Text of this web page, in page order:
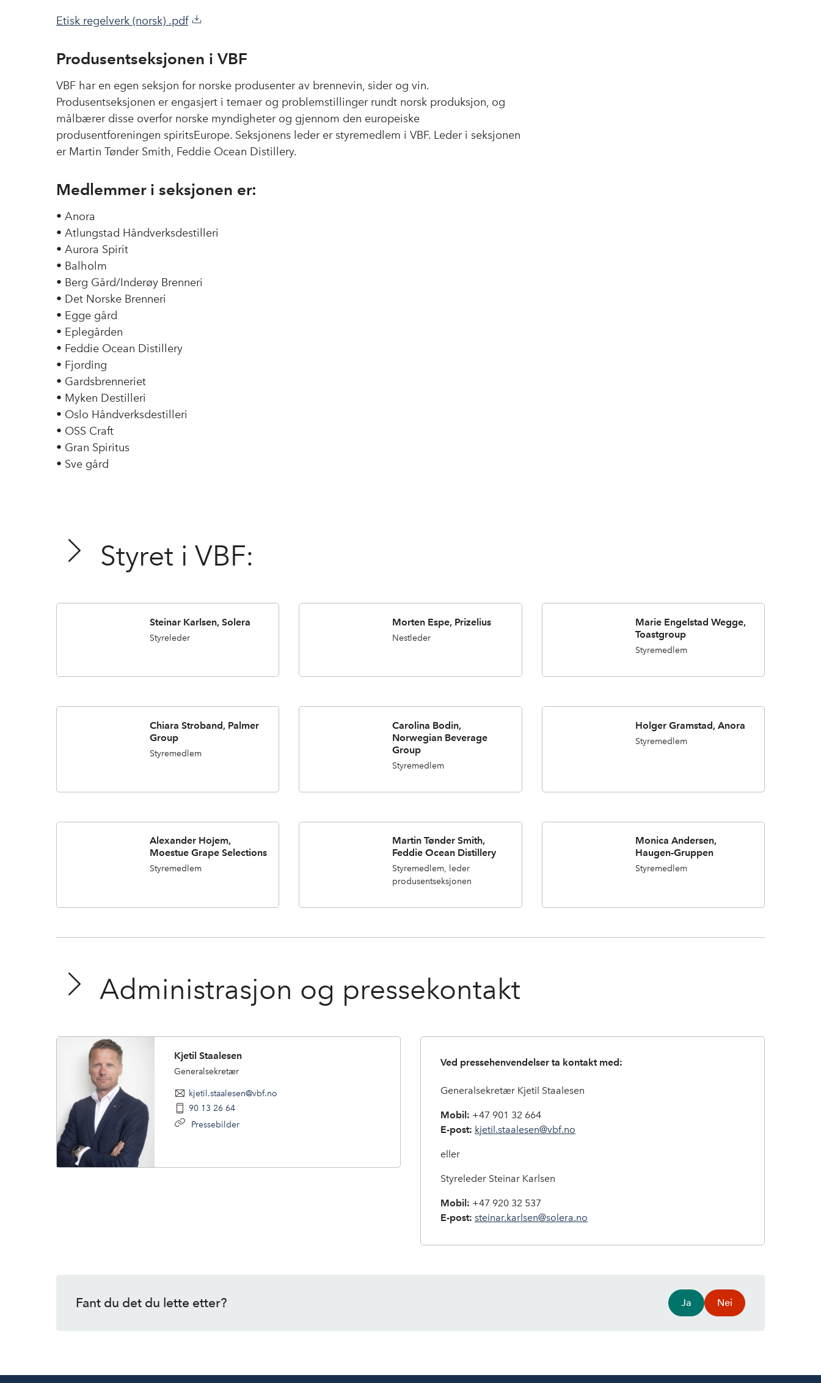
Etisk regelverk (norsk) .pdf
Produsentseksjonen i VBF
VBF har en egen seksjon for norske produsenter av brennevin, sider og vin.
Produsentseksjonen er engasjert i temaer og problemstillinger rundt norsk produksjon, og
målbærer disse overfor norske myndigheter og gjennom den europeiske
produsentforeningen spiritsEurope. Seksjonens leder er styremedlem i VBF. Leder i seksjonen
er Martin Tønder Smith, Feddie Ocean Distillery.
Medlemmer i seksjonen er:
• Anora
• Atlungstad Håndverksdestilleri
• Aurora Spirit
• Balholm
• Berg Gård/Inderøy Brenneri
• Det Norske Brenneri
• Egge gård
• Eplegården
• Feddie Ocean Distillery
• Fjording
• Gardsbrenneriet
• Myken Destilleri
• Oslo Håndverksdestilleri
• OSS Craft
• Gran Spiritus
• Sve gård
Styret i VBF:
Steinar Karlsen, Solera
Styreleder
Morten Espe, Prizelius
Nestleder
Marie Engelstad Wegge,
Toastgroup
Styremedlem
Chiara Stroband, Palmer
Group
Styremedlem
Carolina Bodin,
Norwegian Beverage
Group
Styremedlem
Holger Gramstad, Anora
Styremedlem
Alexander Hojem,
Moestue Grape Selections
Styremedlem
Martin Tønder Smith,
Feddie Ocean Distillery
Styremedlem, leder
produsentseksjonen
Monica Andersen,
Haugen-Gruppen
Styremedlem
Administrasjon og pressekontakt
Kjetil Staalesen
Generalsekretær
kjetil.staalesen@vbf.no
90 13 26 64
Pressebilder
Ved pressehenvendelser ta kontakt med:
Generalsekretær Kjetil Staalesen
Mobil: +47 901 32 664
E-post: kjetil.staalesen@vbf.no
eller
Styreleder Steinar Karlsen
Mobil: +47 920 32 537
E-post: steinar.karlsen@solera.no
Fant du det du lette etter? Ja Nei